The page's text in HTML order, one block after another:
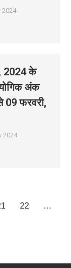
2024
2024 के
अंक
09 फरवरी,
2024
22
…